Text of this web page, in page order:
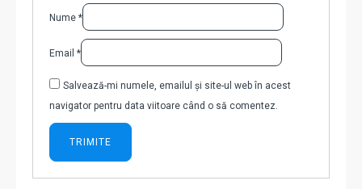
Nume *
Email *
Salvează-mi numele, emailul și site-ul web în acest
navigator pentru data viitoare când o să comentez.